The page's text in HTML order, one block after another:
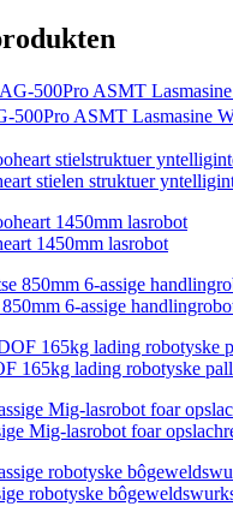
500Pro ASMT Lasmasine
stielen struktuer
1450mm lasrobot
6-assige
165kg lading robotyske
Mig-lasrobot foar
robotyske